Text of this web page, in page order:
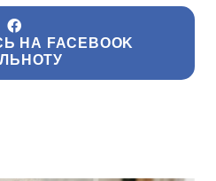
НА FACEBOOK